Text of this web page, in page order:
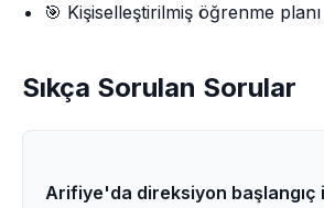
🎯 Kişiselleştirilmiş öğrenme planı
Sıkça Sorulan Sorular
Arifiye'da direksiyon başlangıç